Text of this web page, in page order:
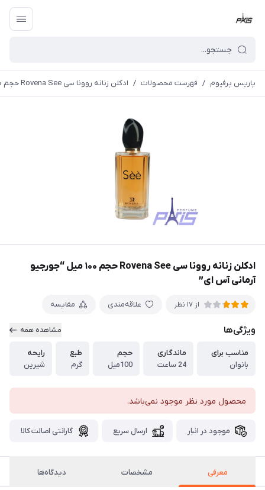
پاریس پرفیوم / فهرست محصولات / ادکلن زنانه روونا سی Rovena See حجم ۱۰۰ میل “جورجیو آرمانی آس ای”
ادکلن زنانه روونا سی Rovena See حجم ۱۰۰ میل “جورجیو
آرمانی آس ای”
از 17 نظر علاقه‌مندی مقایسه
ویژگی‌ها مشاهده همه
مناسب برای
بانوان
ماندگاری
24 ساعت
حجم
100میل
طبع
گرم
رایحه
شیرین
محصول مورد نظر موجود نمی‌باشد.
موجود در انبار ارسال سریع گارانتی اصالت کالا
معرفی مشخصات دیدگاه‌ها